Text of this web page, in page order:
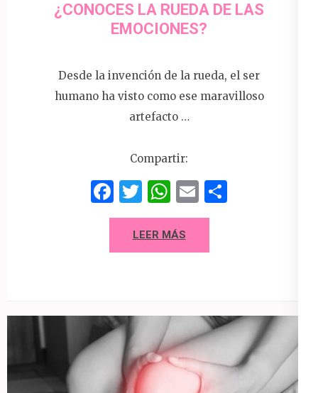
¿CONOCES LA RUEDA DE LAS
EMOCIONES?
Desde la invención de la rueda, el ser
humano ha visto como ese maravilloso
artefacto …
Compartir:
Facebook
Twitter
WhatsApp
Email
LEER MÁS